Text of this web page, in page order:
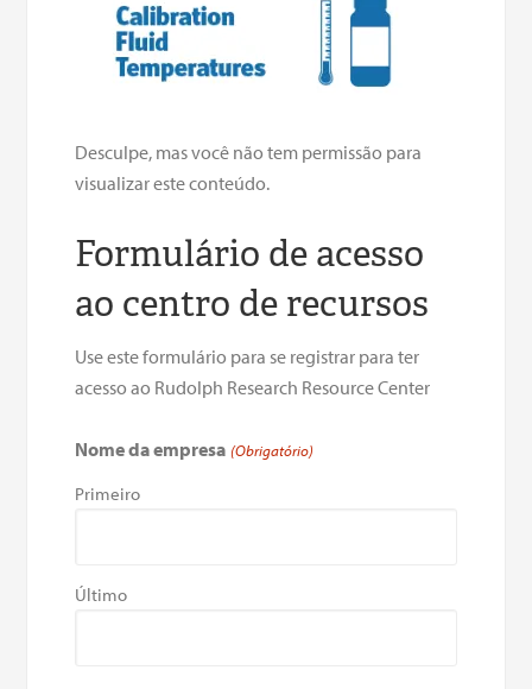
Desculpe, mas você não tem permissão para
visualizar este conteúdo.
Formulário de acesso
ao centro de recursos
Use este formulário para se registrar para ter
acesso ao Rudolph Research Resource Center
Nome da empresa (Obrigatório)
Primeiro
Último